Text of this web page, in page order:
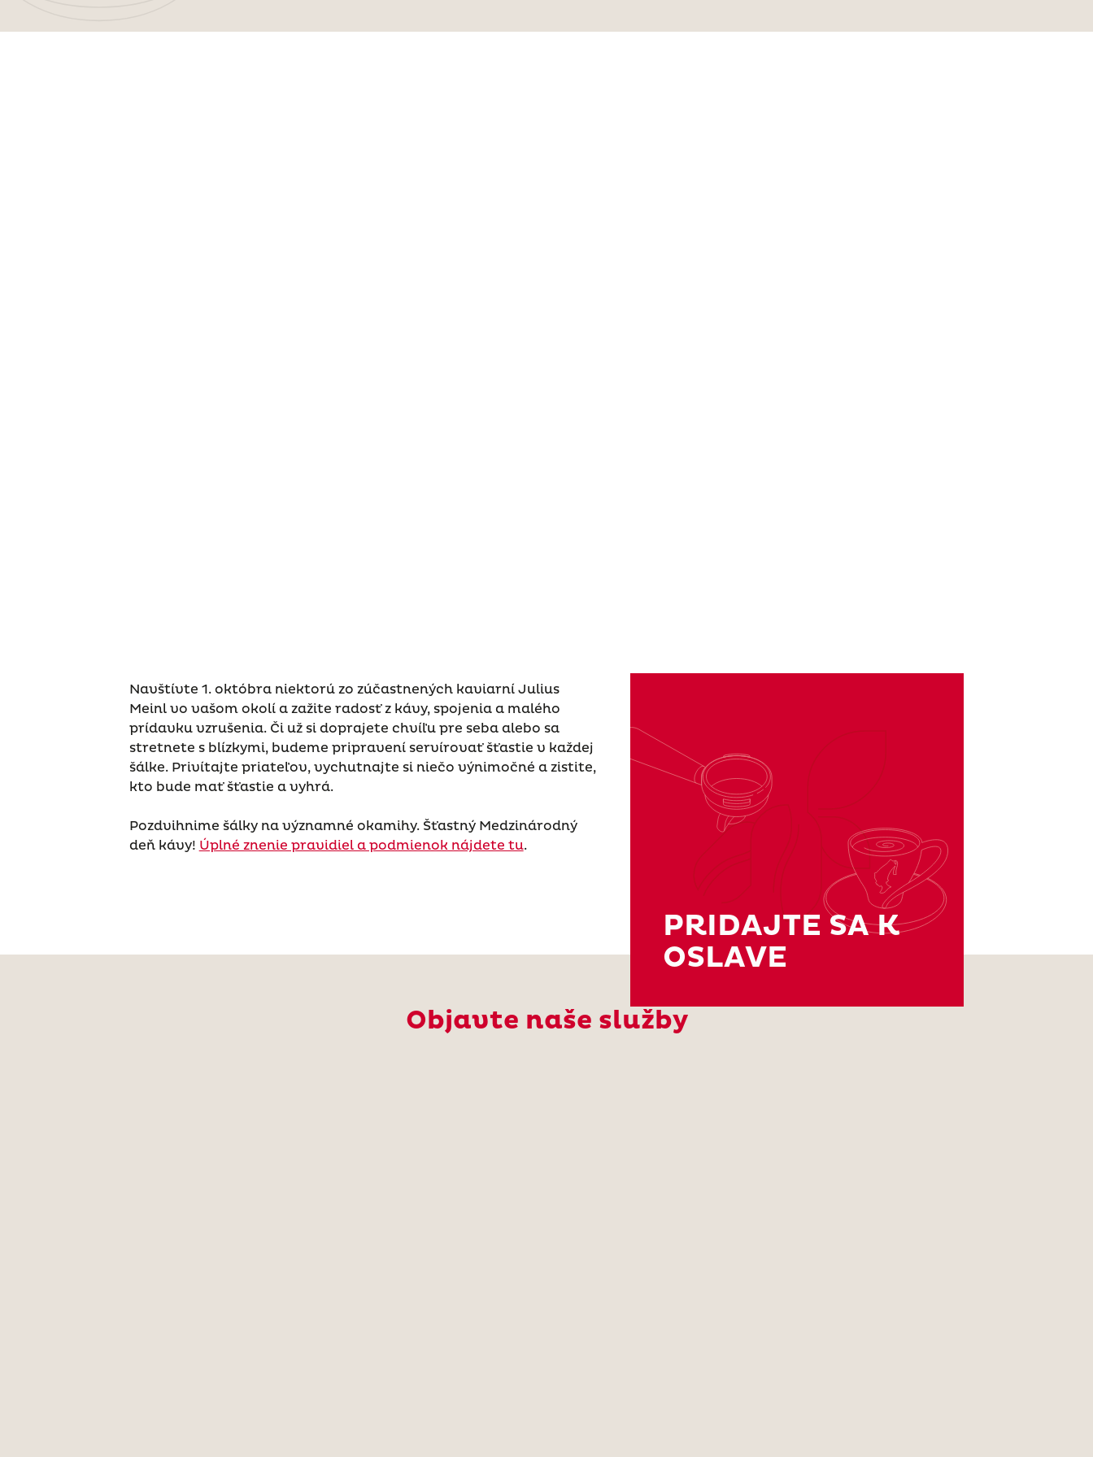
Navštívte 1. októbra niektorú zo zúčastnených kaviarní Julius
Meinl vo vašom okolí a zažite radosť z kávy, spojenia a malého
prídavku vzrušenia. Či už si doprajete chvíľu pre seba alebo sa
stretnete s blízkymi, budeme pripravení servírovať šťastie v každej
šálke. Privítajte priateľov, vychutnajte si niečo výnimočné a zistite,
kto bude mať šťastie a vyhrá.
Pozdvihnime šálky na významné okamihy. Šťastný Medzinárodný
deň kávy! Úplné znenie pravidiel a podmienok nájdete tu.
PRIDAJTE SA K
OSLAVE
Objavte naše služby